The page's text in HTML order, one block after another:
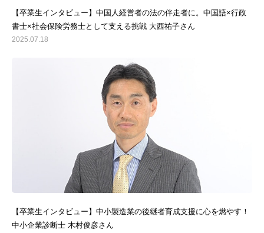
【卒業生インタビュー】中国人経営者の法の伴走者に。中国語×行政
書士×社会保険労務士として支える挑戦 大西祐子さん
2025.07.18
【卒業生インタビュー】中小製造業の後継者育成支援に心を燃やす！
中小企業診断士 木村俊彦さん